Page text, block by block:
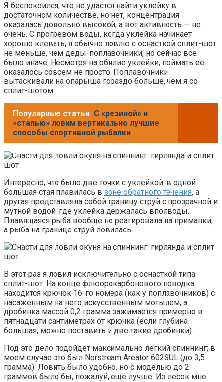
Я беспокоился, что не удастся найти уклейку в
достаточном количестве, но нет, концентрация
оказалась довольно высокой, а вот активность — не
очень. С прогревом воды, когда уклейка начинает
хорошо клевать, я обычно ловлю с оснасткой сплит-шот
не меньше, чем деды-поплавочники, но сейчас все
было иначе. Несмотря на обилие уклейки, поймать ее
оказалось совсем не просто. Поплавочники
вытаскивали на опарыша гораздо больше, чем я со
сплит-шотом.
Популярные статьи С «резиной» и
«сталью» ловим вертикально лучшие
способы спортивной рыбалки
Интересно, что было две точки с уклейкой: в одной
большая стая плавилась в зоне обратного течения, а
другая представляла собой границу струй с прозрачной и
мутной водой, где уклейка держалась вполводы.
Плавящаяся рыба вообще не реагировала на приманки,
а рыба на границе струй ловилась.
В этот раз я ловил исключительно с оснасткой типа
сплит-шот. На конце флюорокарбонового поводка
находится крючок 16-го номера (как у поплавочников) с
насаженным на него искусственным мотылем, а
дробинка массой 0,2 грамма зажимается примерно в
пятнадцати сантиметрах от крючка (если глубина
большая, можно поставить и две такие дробинки).
Под это дело подойдёт максимально лёгкий спиннинг; в
моем случае это был Norstream Areator 602SUL (до 3,5
грамма). Ловить было удобно, но с моделью до 2
граммов было бы, пожалуй, ещё лучше. Из лесок мне